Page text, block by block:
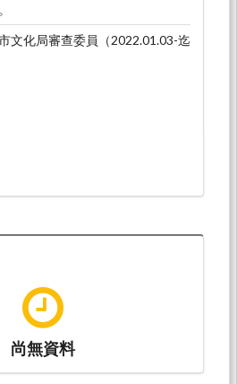
文化局審查委員（2022.01.03-迄
尚無資料